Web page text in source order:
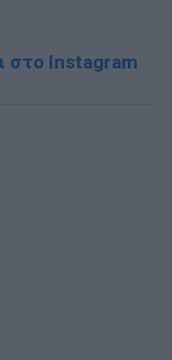
στο Instagram